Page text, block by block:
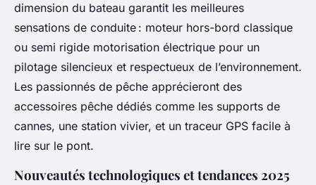
dimension du bateau garantit les meilleures
sensations de conduite : moteur hors-bord classique
ou semi rigide motorisation électrique pour un
pilotage silencieux et respectueux de l’environnement.
Les passionnés de pêche apprécieront des
accessoires pêche dédiés comme les supports de
cannes, une station vivier, et un traceur GPS facile à
lire sur le pont.
Nouveautés technologiques et tendances 2025